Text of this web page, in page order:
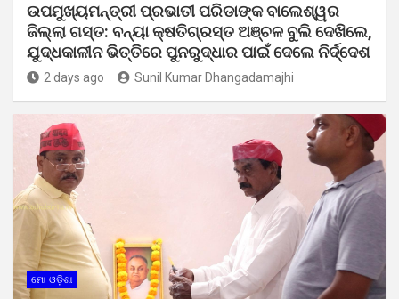
ଉପମୁଖ୍ୟମନ୍ତ୍ରୀ ପ୍ରଭାତୀ ପରିଡାଙ୍କ ବାଲେଶ୍ୱର
ଜିଲ୍ଲା ଗସ୍ତ: ବନ୍ୟା କ୍ଷତିଗ୍ରସ୍ତ ଅଞ୍ଚଳ ବୁଲି ଦେଖିଲେ,
ଯୁଦ୍ଧକାଳୀନ ଭିତ୍ତିରେ ପୁନରୁଦ୍ଧାର ପାଇଁ ଦେଲେ ନିର୍ଦ୍ଦେଶ
2 days ago Sunil Kumar Dhangadamajhi
ମୋ ଓଡ଼ିଶା